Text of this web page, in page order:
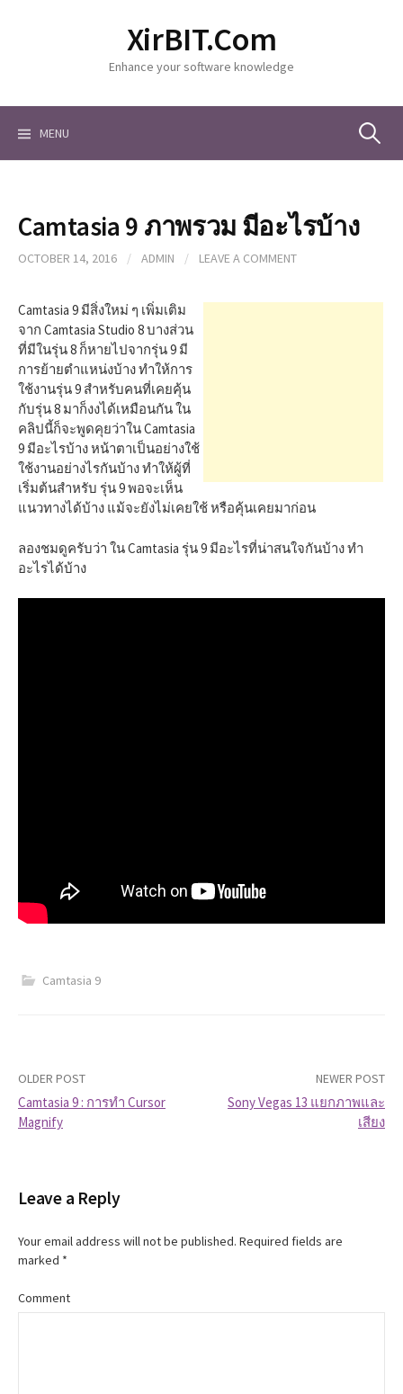
o
XirBIT.Com
Enhance your software knowledge
MENU S
a
Camtasia 9 ภาพรวม มีอะไรบ้าง
OCTOBER 14, 2016 / ADMIN / LEAVE A COMMENT
Camtasia 9 มีสิ่งใหม่ ๆ เพิ่มเติม
จาก Camtasia Studio 8 บางส่วน
ที่มีในรุ่น 8 ก็หายไปจากรุ่น 9 มี
การย้ายตำแหน่งบ้าง ทำให้การ
ใช้งานรุ่น 9 สำหรับคนที่เคยคุ้น
กับรุ่น 8 มาก็งงได้เหมือนกัน ใน
คลิปนี้ก็จะพูดคุยว่าใน Camtasia
9 มีอะไรบ้าง หน้าตาเป็นอย่างใช้
ใช้งานอย่างไรกันบ้าง ทำให้ผู้ที่
เริ่มต้นสำหรับ รุ่น 9 พอจะเห็น
แนวทางได้บ้าง แม้จะยังไม่เคยใช้ หรือคุ้นเคยมาก่อน
ลองชมดูครับว่า ใน Camtasia รุ่น 9 มีอะไรที่น่าสนใจกันบ้าง ทำ
อะไรได้บ้าง
Camtasia 9
P
s
t
a
OLDER POST
Camtasia 9 : การทำ Cursor
Magnify
NEWER POST
Sony Vegas 13 แยกภาพและ
เสียง
Leave a Reply
Your email address will not be published. Required fields are
marked *
Comment